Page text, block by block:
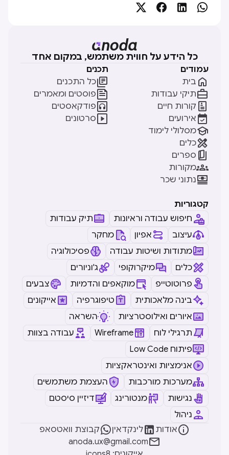




כל הידע על חווית משתמש, במקום אחד
עמודים
בית 
תיקי עבודות
קורות חיים 
אירועים 
מסלולי לימוד
כלים
ספרים 
מקורות
נתוני שכר
תכנים
כל התכנים
פוסטים ומאמרים
פודקאסטים
סרטונים
קטגוריות
חיפוש עבודה וראיונות
תיק עבודות
עיצוב
אפיון
מחקר
מתודות ושיטות עבודה
פסיכולוגיה
כלים
מיקרוקופי
ג'וניורים
פרוטוטייפ
מוקאפים והדמיות
צבעים
בינה מלאכותית
טיפוגרפיה
אייקונים
איורים ואילוסטרציות
השראה
תרגילי לוח
Wireframe
עבודה בצוות
Low Code פיתוח
אנימציות ואינטראקציות
מערכות מורכבות
העצמת משתמשים
נגישות
מנטורינג
דיזיין סיסטם
ניהול
אודות לינקדאין קבוצת וואטסאפ
anoda.ux@gmail.com